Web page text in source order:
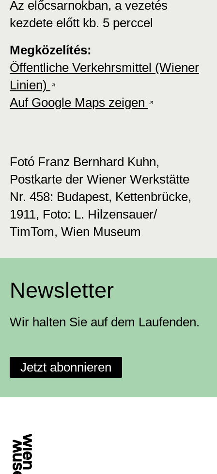
Az előcsarnokban, a vezetés
kezdete előtt kb. 5 perccel
Megközelítés:
Öffentliche Verkehrsmittel (Wiener
Linien)
Auf Google Maps zeigen
Fotó Franz Bernhard Kuhn,
Postkarte der Wiener Werkstätte
Nr. 458: Budapest, Kettenbrücke,
1911, Foto: L. Hilzensauer/
TimTom, Wien Museum
Newsletter
Wir halten Sie auf dem Laufenden.
Jetzt abonnieren